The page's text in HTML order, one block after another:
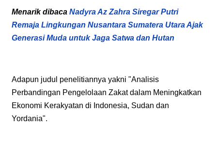
Menarik dibaca Nadyra Az Zahra Siregar Putri
Remaja Lingkungan Nusantara Sumatera Utara Ajak
Generasi Muda untuk Jaga Satwa dan Hutan
Adapun judul penelitiannya yakni "Analisis
Perbandingan Pengelolaan Zakat dalam Meningkatkan
Ekonomi Kerakyatan di Indonesia, Sudan dan
Yordania".